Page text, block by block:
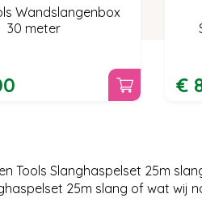
Wandslangenbox
30 meter
€
Tools Slanghaspelset 25m
25m slang of wat wij